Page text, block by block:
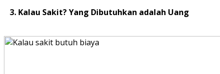
3. Kalau Sakit? Yang Dibutuhkan adalah Uang